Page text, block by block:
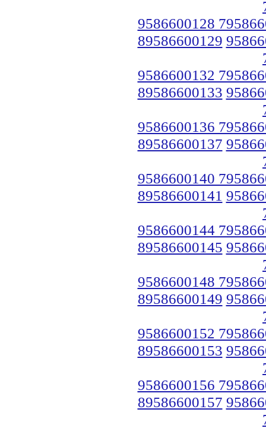
9586600128
89586600129
9586600132
89586600133
9586600136
89586600137
9586600140
89586600141
9586600144
89586600145
9586600148
89586600149
9586600152
89586600153
9586600156
89586600157